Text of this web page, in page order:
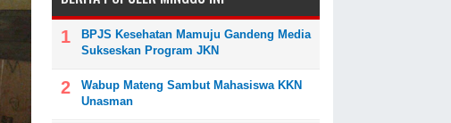
BPJS Kesehatan Mamuju Gandeng Media
Sukseskan Program JKN
Wabup Mateng Sambut Mahasiswa KKN
Unasman